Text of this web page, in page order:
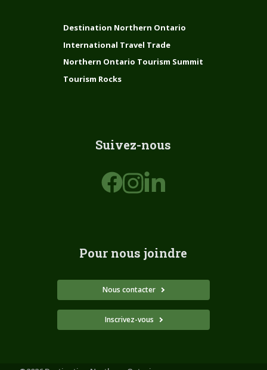
Destination Northern Ontario
International Travel Trade
Northern Ontario Tourism Summit
Tourism Rocks
Suivez-nous
Pour nous joindre
Nous contacter
Inscrivez-vous